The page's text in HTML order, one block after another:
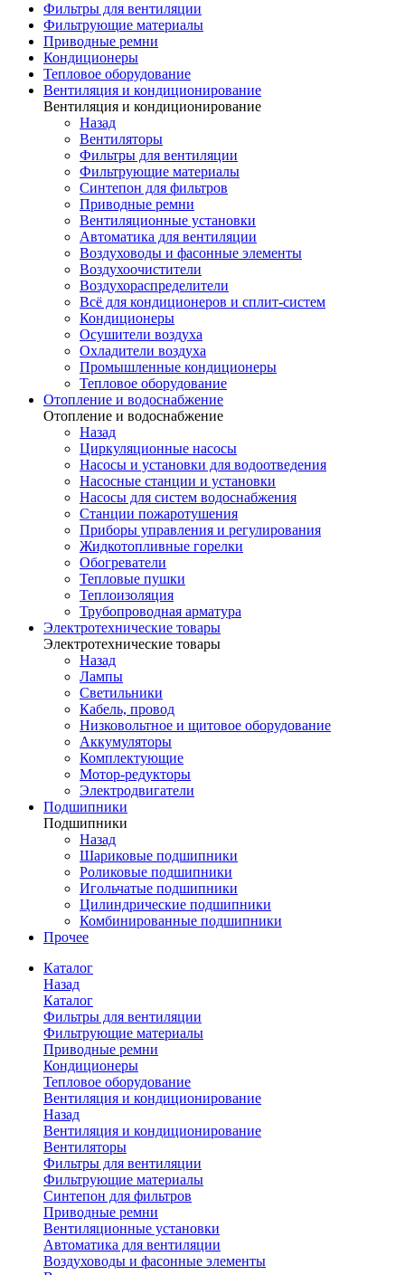
Фильтры для вентиляции
Фильтрующие материалы
Приводные ремни
Кондиционеры
Тепловое оборудование
Вентиляция и кондиционирование
Вентиляция и кондиционирование
Назад
Вентиляторы
Фильтры для вентиляции
Фильтрующие материалы
Синтепон для фильтров
Приводные ремни
Вентиляционные установки
Автоматика для вентиляции
Воздуховоды и фасонные элементы
Воздухоочистители
Воздухораспределители
Всё для кондиционеров и сплит-систем
Кондиционеры
Осушители воздуха
Охладители воздуха
Промышленные кондиционеры
Тепловое оборудование
Отопление и водоснабжение
Отопление и водоснабжение
Назад
Циркуляционные насосы
Насосы и установки для водоотведения
Насосные станции и установки
Насосы для систем водоснабжения
Станции пожаротушения
Приборы управления и регулирования
Жидкотопливные горелки
Обогреватели
Тепловые пушки
Теплоизоляция
Трубопроводная арматура
Электротехнические товары
Электротехнические товары
Назад
Лампы
Светильники
Кабель, провод
Низковольтное и щитовое оборудование
Аккумуляторы
Комплектующие
Мотор-редукторы
Электродвигатели
Подшипники
Подшипники
Назад
Шариковые подшипники
Роликовые подшипники
Игольчатые подшипники
Цилиндрические подшипники
Комбинированные подшипники
Прочее
Каталог
Назад
Каталог
Фильтры для вентиляции
Фильтрующие материалы
Приводные ремни
Кондиционеры
Тепловое оборудование
Вентиляция и кондиционирование
Назад
Вентиляция и кондиционирование
Вентиляторы
Фильтры для вентиляции
Фильтрующие материалы
Синтепон для фильтров
Приводные ремни
Вентиляционные установки
Автоматика для вентиляции
Воздуховоды и фасонные элементы